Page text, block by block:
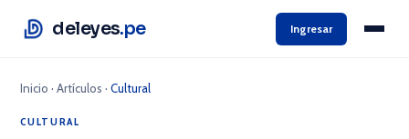
deleyes.pe Ingresar
Inicio ·Artículos ·Cultural
CULTURAL